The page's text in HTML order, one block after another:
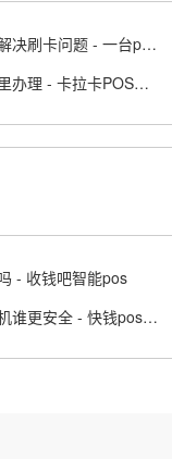
POS一机一户怎么解决刷卡问题 - 一台pos机可以两个人用吗
卡拉卡POS机去哪里办理 - 卡拉卡POS是什么意思
- 收钱吧智能pos
快钱和开店宝POS机谁更安全 - 快钱pos代理加盟